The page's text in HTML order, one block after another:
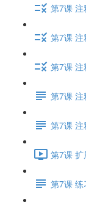
第7课
第7课
第7课
第7课
第7课 注
第7课
第7课 练